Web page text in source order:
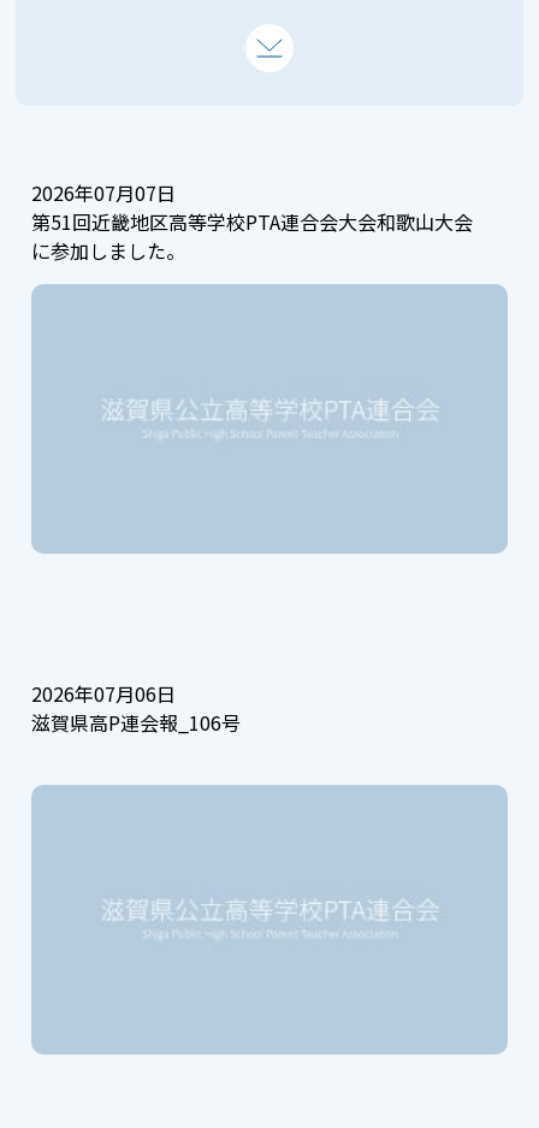
2026年07月07日
第51回近畿地区高等学校PTA連合会大会和歌山大会
に参加しました。
2026年07月06日
滋賀県高P連会報_106号